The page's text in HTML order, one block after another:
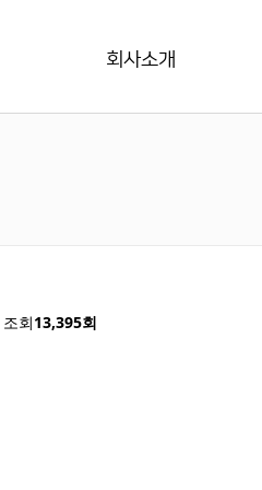
회사소개
조회13,395회